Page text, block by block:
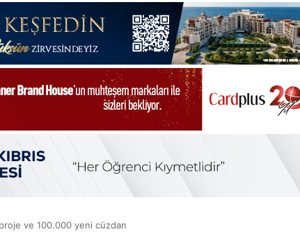
ve 100.000 yeni cüzdan